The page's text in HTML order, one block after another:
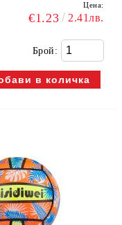
Цена:
€1.23 2.41лв.
Брой: